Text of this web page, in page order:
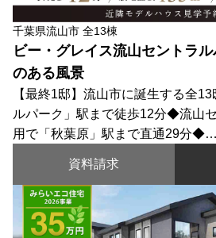
千葉県流山市 全13棟
ビー・グレイス流山セントラ
のある風景
【最終1邸】流山市に誕生する全
ルパーク」駅まで徒歩12分◆流山
用で「秋葉原」駅まで直通29分◆…
資料請求